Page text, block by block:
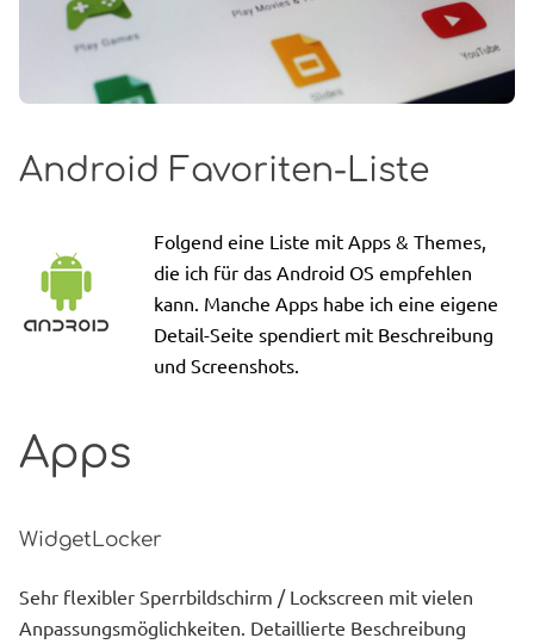
Android Favoriten-Liste
Folgend eine Liste mit Apps & Themes,
die ich für das Android OS empfehlen
kann. Manche Apps habe ich eine eigene
Detail-Seite spendiert mit Beschreibung
und Screenshots.
Apps
WidgetLocker
Sehr flexibler Sperrbildschirm / Lockscreen mit vielen
Anpassungsmöglichkeiten. Detaillierte Beschreibung